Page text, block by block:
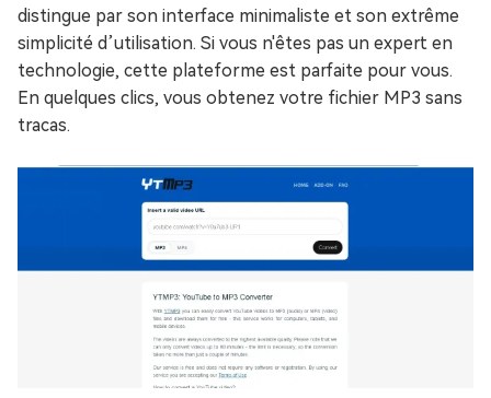
distingue par son interface minimaliste et son extrême
simplicité d’utilisation. Si vous n'êtes pas un expert en
technologie, cette plateforme est parfaite pour vous.
En quelques clics, vous obtenez votre fichier MP3 sans
tracas.